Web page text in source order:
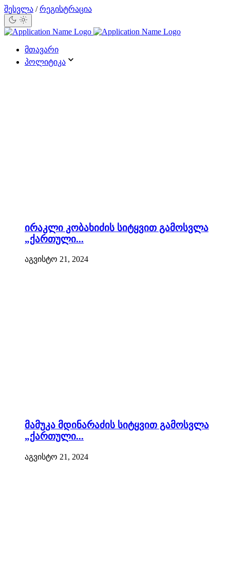
შესვლა / რეგისტრაცია
მთავარი
პოლიტიკა
ირაკლი კობახიძის სიტყვით გამოსვლა
„ქართული...
აგვისტო 21, 2024
მამუკა მდინარაძის სიტყვით გამოსვლა
„ქართული...
აგვისტო 21, 2024